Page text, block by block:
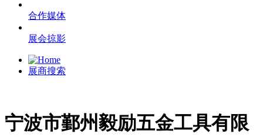
合作媒体
展会掠影
展商搜索
宁波市鄞州毅励五金工具有限